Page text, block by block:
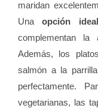
maridan
Unaopción ideal
complementan
Además, los
salmón a la
perfectamente.
vegetarianas, las